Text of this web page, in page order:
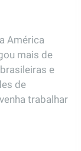
América
mais de
e
de
trabalhar